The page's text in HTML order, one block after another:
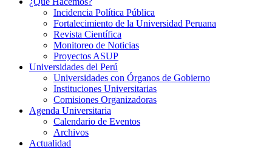
Incidencia Política Pública
Fortalecimiento de la Universidad Peruana
Revista Científica
Monitoreo de Noticias
Proyectos ASUP
Universidades del Perú
Universidades con Órganos de Gobierno
Instituciones Universitarias
Comisiones Organizadoras
Agenda Universitaria
Calendario de Eventos
Archivos
Actualidad